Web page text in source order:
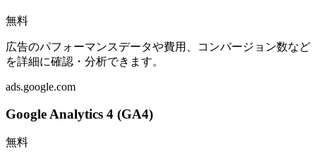
無料
広告のパフォーマンスデータや費用、コンバージョン数など
を詳細に確認・分析できます。
ads.google.com
Google Analytics 4 (GA4)
無料